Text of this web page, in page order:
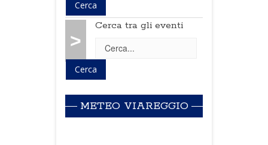
>
Cerca tra gli eventi
METEO VIAREGGIO